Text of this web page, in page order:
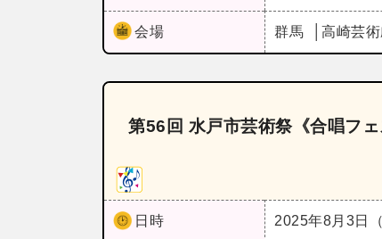
会場 群馬 高崎芸
第56回 水戸市芸術祭《合唱フ
日時 2025年8月3日（